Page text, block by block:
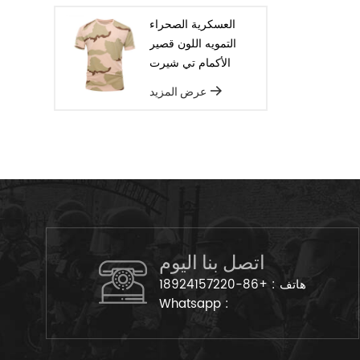
العسكرية الصحراء
التمويه اللون قصير
الأكمام تي شيرت
عرض المزيد
اتصل بنا اليوم
هاتف : +86-18924157220
Whatsapp :